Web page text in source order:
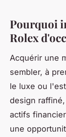
Pourquoi
Rolex
Acquérir une
sembler, à
le luxe ou
design
actifs
une